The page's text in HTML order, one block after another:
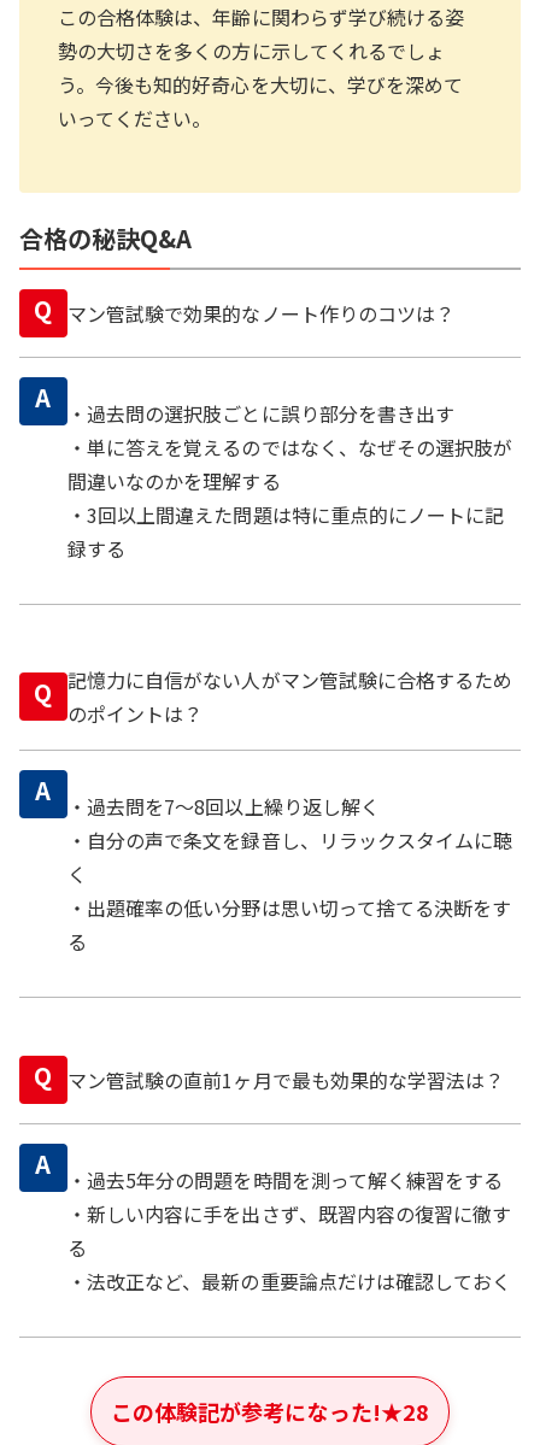
この合格体験は、年齢に関わらず学び続ける姿
勢の大切さを多くの方に示してくれるでしょ
う。今後も知的好奇心を大切に、学びを深めて
いってください。
合格の秘訣Q&A
Q マン管試験で効果的なノート作りのコツは？
A
・過去問の選択肢ごとに誤り部分を書き出す
・単に答えを覚えるのではなく、なぜその選択肢が
間違いなのかを理解する
・3回以上間違えた問題は特に重点的にノートに記
録する
Q 記憶力に自信がない人がマン管試験に合格するため
のポイントは？
A
・過去問を7〜8回以上繰り返し解く
・自分の声で条文を録音し、リラックスタイムに聴
く
・出題確率の低い分野は思い切って捨てる決断をす
る
Q マン管試験の直前1ヶ月で最も効果的な学習法は？
A
・過去5年分の問題を時間を測って解く練習をする
・新しい内容に手を出さず、既習内容の復習に徹す
る
・法改正など、最新の重要論点だけは確認しておく
この体験記が参考になった!★28